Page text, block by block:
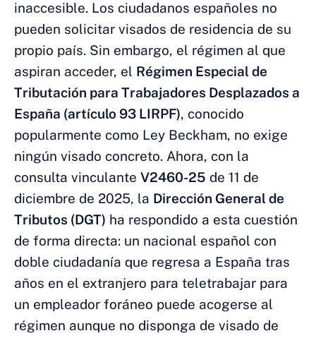
inaccesible. Los ciudadanos españoles no
pueden solicitar visados de residencia de su
propio país. Sin embargo, el régimen al que
aspiran acceder, el Régimen Especial de
Tributación para Trabajadores Desplazados a
España (artículo 93 LIRPF), conocido
popularmente como Ley Beckham, no exige
ningún visado concreto. Ahora, con la
consulta vinculante V2460-25 de 11 de
diciembre de 2025, la Dirección General de
Tributos (DGT) ha respondido a esta cuestión
de forma directa: un nacional español con
doble ciudadanía que regresa a España tras
años en el extranjero para teletrabajar para
un empleador foráneo puede acogerse al
régimen aunque no disponga de visado de